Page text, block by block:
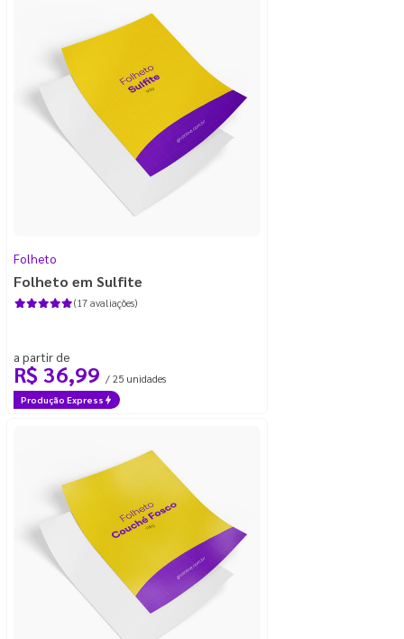
Folheto
Folheto em Sulfite
(17 avaliações)
a partir de
R$ 36,99 / 25 unidades
Produção Express